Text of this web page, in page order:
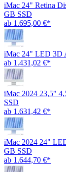
iMac 24" Retina
GB SSD
ab 1.695,00 €*
iMac 24" LED 3D
ab 1.431,02 €*
iMac 2024 23,5"
SSD
ab 1.631,42 €*
iMac 2024 24"
GB SSD
ab 1.644,70 €*